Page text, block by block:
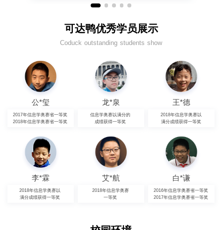
可达鸭优秀学员展示
Coduck outstanding students show
公*玺
2017年信息学奥赛省一等奖
2018年信息学奥赛省一等奖
龙*泉
信息学奥赛以满分的
成绩获得一等奖
王*德
2018年信息学奥赛以
满分成绩获得一等奖
李*霖
2018年信息学奥赛以
满分成绩获得一等奖
艾*航
2018年信息学奥赛
一等奖
白*谦
2016年信息学奥赛省一等奖
2017年信息学奥赛省一等奖